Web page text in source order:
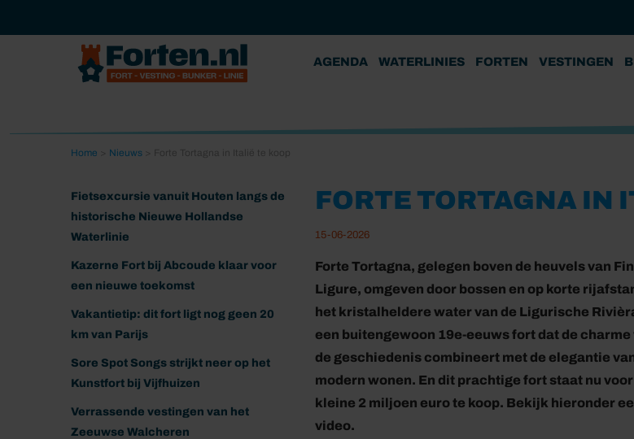
AGENDA WATERLINIES FORTEN VESTINGEN
Home Nieuws
Fietsexcursie vanuit Houten langs de
historische Nieuwe Hollandse
Waterlinie
Kazerne Fort bij Abcoude klaar voor
een nieuwe toekomst
Vakantietip: dit fort ligt nog geen 20
km van Parijs
Sore Spot Songs strijkt neer op het
Kunstfort bij Vijfhuizen
Verrassende vestingen van het
Zeeuwse Walcheren
FORTE TORTAGNA IN
15-06-2026
Forte Tortagna, gelegen boven de heuvels van
Ligure, omgeven door bossen en op korte
het kristalheldere water van de Ligurische
een buitengewoon 19e-eeuws fort dat de charme
de geschiedenis combineert met de elegantie
modern wonen. En dit prachtige fort staat nu voor
kleine 2 miljoen euro te koop. Bekijk hieronder
video.